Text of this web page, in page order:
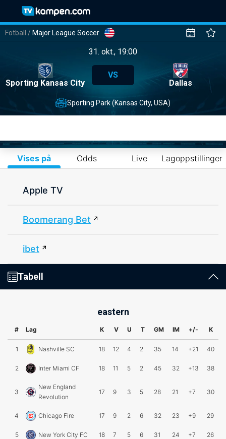
Fotball / Major League Soccer
31. okt., 19:00
Sporting Kansas City
VS
Dallas
Sporting Park (Kansas City, USA)
Vises på Odds Live Lagoppstillinger
Apple TV
Boomerang Bet
ibet
Tabell
eastern
# Lag K V U T GM IM +/- K
1 Nashville SC 18 12 4 2 35 14 +21 40
2 Inter Miami CF 18 11 5 2 45 32 +13 38
3
New England
Revolution
17 9 3 5 28 21 +7 30
4 Chicago Fire 17 9 2 6 32 23 +9 29
5 New York City FC 18 7 5 6 31 24 +7 26